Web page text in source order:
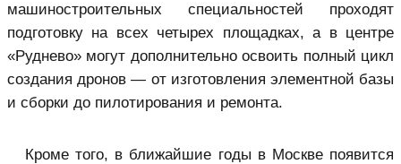
машиностроительных специальностей проходят
подготовку на всех четырех площадках, а в центре
«Руднево» могут дополнительно освоить полный цикл
создания дронов ― от изготовления элементной базы
и сборки до пилотирования и ремонта.
Кроме того, в ближайшие годы в Москве появится